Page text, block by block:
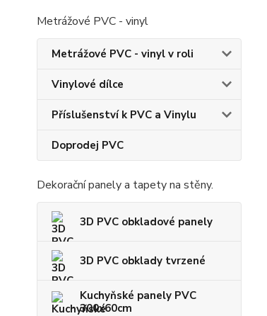
Metrážové PVC - vinyl
Metrážové PVC - vinyl v roli
Vinylové dílce
Příslušenství k PVC a Vinylu
Doprodej PVC
Dekorační panely a tapety na stěny.
3D PVC obkladové panely
3D PVC obklady tvrzené
Kuchyňské panely PVC
300x60cm